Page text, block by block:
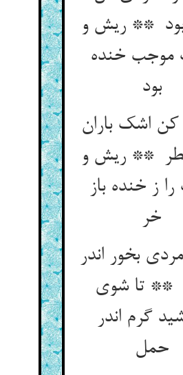
بود ** ریش و
موجب خنده
بود
کن اشک باران
** ریش و
ز خنده باز
بخور اندر
** تا شوی
گرم اندر
حمل